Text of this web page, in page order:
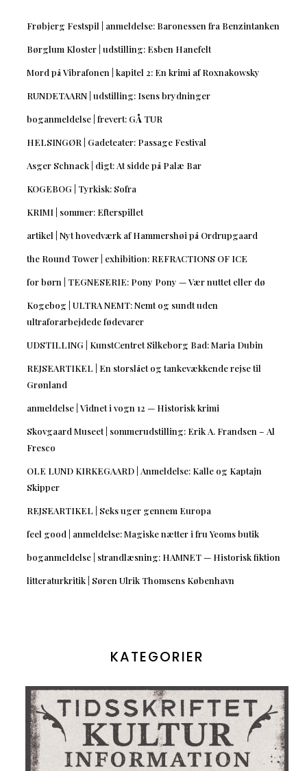
Frøbjerg Festspil | anmeldelse: Baronessen fra Benzintanken
Børglum Kloster | udstilling: Esben Hanefelt
Mord på Vibrafonen | kapitel 2: En krimi af Roxnakowsky
RUNDETAARN | udstilling: Isens brydninger
boganmeldelse | frevert: GÅ TUR
HELSINGØR | Gadeteater: Passage Festival
Asger Schnack | digt: At sidde på Palæ Bar
KOGEBOG | Tyrkisk: Sofra
KRIMI | sommer: Efterspillet
artikel | Nyt hovedværk af Hammershøi på Ordrupgaard
the Round Tower | exhibition: REFRACTIONS OF ICE
for børn | TEGNESERIE: Pony Pony — Vær nuttet eller dø
Kogebog | ULTRA NEMT: Nemt og sundt uden
ultraforarbejdede fødevarer
UDSTILLING | KunstCentret Silkeborg Bad: Maria Dubin
REJSEARTIKEL | En storslået og tankevækkende rejse til
Grønland
anmeldelse | Vidnet i vogn 12 — Historisk krimi
Skovgaard Museet | sommerudstilling: Erik A. Frandsen – Al
Fresco
OLE LUND KIRKEGAARD | Anmeldelse: Kalle og Kaptajn
Skipper
REJSEARTIKEL | Seks uger gennem Europa
feel good | anmeldelse: Magiske nætter i fru Yeoms butik
boganmeldelse | strandlæsning: HAMNET — Historisk fiktion
litteraturkritik | Søren Ulrik Thomsens København
KATEGORIER